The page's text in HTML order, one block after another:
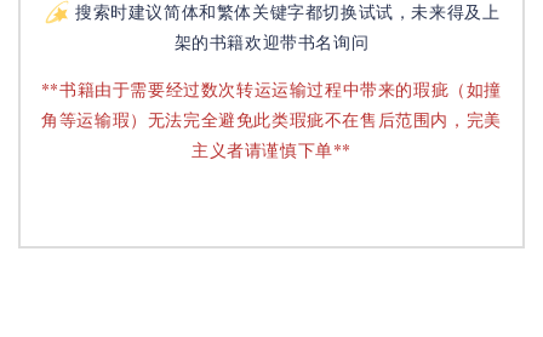
搜索时建议简体和繁体关键字都切换试试，未来得及上
架的书籍欢迎带书名询问
**书籍由于需要经过数次转运运输过程中带来的瑕疵（如撞
角等运输瑕）无法完全避免此类瑕疵不在售后范围内，完美
主义者请谨慎下单**